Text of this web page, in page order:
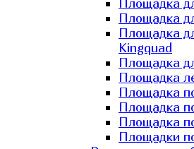
Площадка
Площадка
Площадка
Kingquad
Площадка
Площадка
Площадка
Площадка
Площадка
Площадки